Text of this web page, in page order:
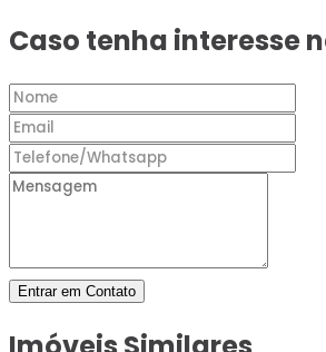
Caso tenha interesse
Entrar em Contato